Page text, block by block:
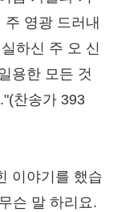
영광 드러내
하신 주 오 신
용한 모든 것
찬송가 393
이야기를 했습
슨 말 하리요.